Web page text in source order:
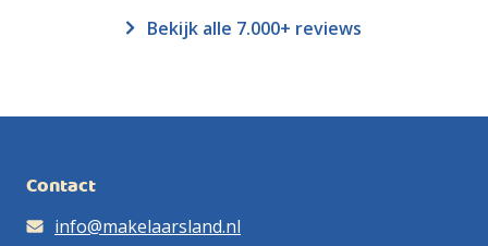
Bekijk alle 7.000+ reviews
Contact
info@makelaarsland.nl